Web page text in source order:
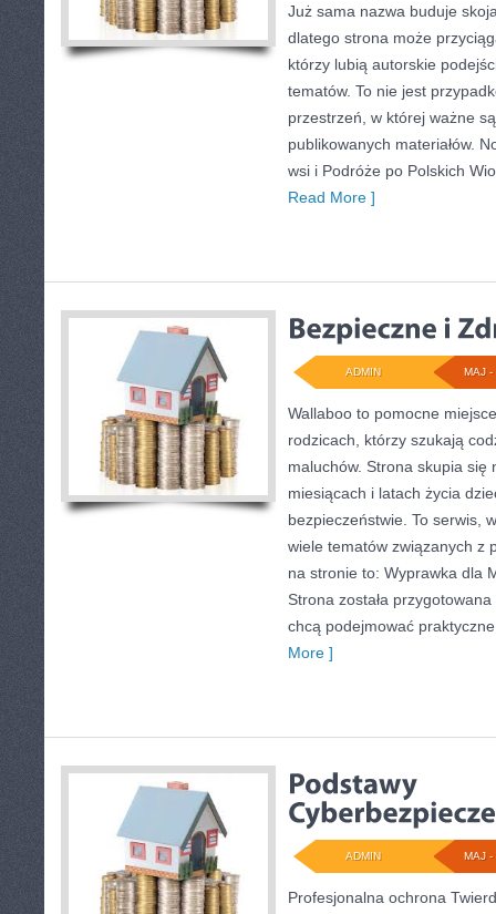
Już sama nazwa buduje
dlatego strona może
którzy lubią autorskie
tematów. To nie jest
przestrzeń, w której ważne
publikowanych materiałów.
wsi i Podróże po Polskich
Read More ]
MAJ -
ADMIN
Wallaboo to pomocne
rodzicach, którzy szukają
maluchów. Strona skupia się
miesiącach i latach życia
bezpieczeństwie. To serwis,
wiele tematów związanych z
na stronie to: Wyprawka dla
Strona została
chcą podejmować
More ]
MAJ -
ADMIN
Profesjonalna ochrona